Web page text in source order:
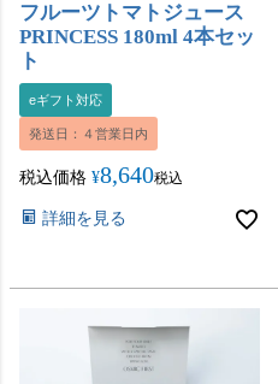
フルーツトマトジュース
PRINCESS 180ml 4本セッ
ト
eギフト対応
発送日：４営業日内
税込価格 ¥8,640税込
詳細を見る